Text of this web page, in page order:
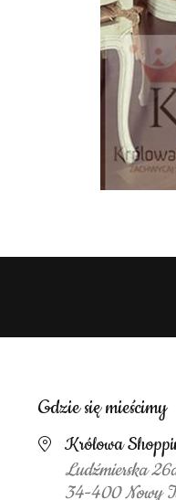
Gdzie się mieścimy
Królowa
Ludźmierska
34-400 Nowy